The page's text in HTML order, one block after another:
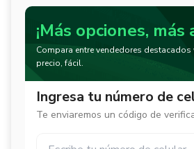
¡Más opciones, más
Compara entre vendedores destacados
precio, fácil.
Ingresa tu número de
Te enviaremos un código de